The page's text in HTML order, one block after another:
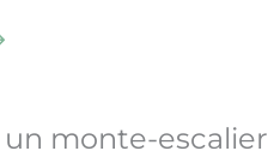
monte-escalier